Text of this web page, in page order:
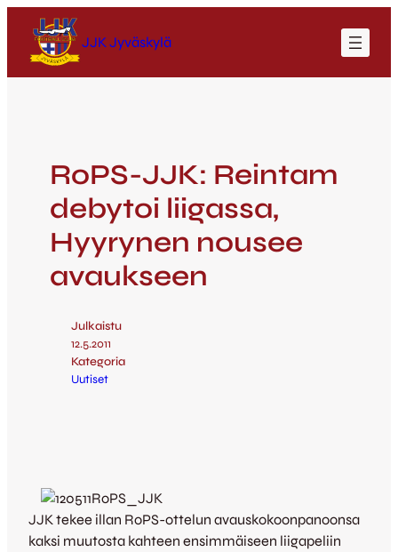
JJK Jyväskylä
RoPS-JJK: Reintam
debytoi liigassa,
Hyyrynen nousee
avaukseen
Julkaistu
12.5.2011
Kategoria
Uutiset
JJK tekee illan RoPS-ottelun avauskokoonpanoonsa
kaksi muutosta kahteen ensimmäiseen liigapeliin